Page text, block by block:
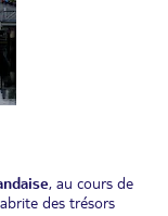
, au cours de
des trésors